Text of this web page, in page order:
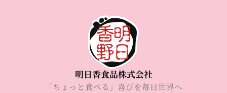
明日香食品株式会社
「ちょっと食べる」喜びを毎日世界へ